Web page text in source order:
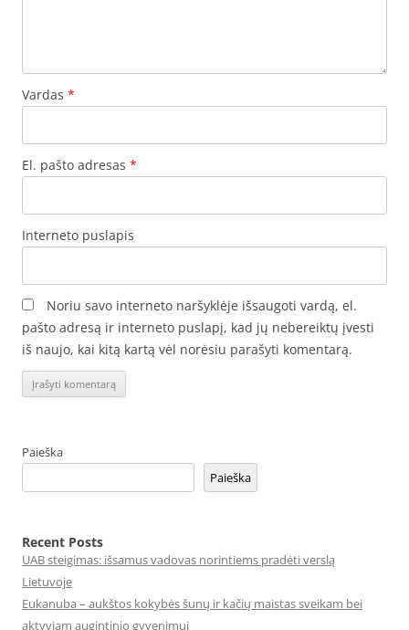
Vardas *
El. pašto adresas *
Interneto puslapis
Noriu savo interneto naršyklėje išsaugoti vardą, el.
pašto adresą ir interneto puslapį, kad jų nebereiktų įvesti
iš naujo, kai kitą kartą vėl norėsiu parašyti komentarą.
Paieška
Paieška
Recent Posts
UAB steigimas: išsamus vadovas norintiems pradėti verslą
Lietuvoje
Eukanuba – aukštos kokybės šunų ir kačių maistas sveikam bei
aktyviam augintinio gyvenimui